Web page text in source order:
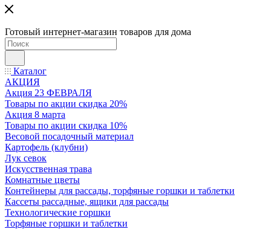
Готовый интернет-магазин товаров для дома
Каталог
АКЦИЯ
Акция 23 ФЕВРАЛЯ
Товары по акции скидка 20%
Акция 8 марта
Товары по акции скидка 10%
Весовой посадочный материал
Картофель (клубни)
Лук севок
Искусственная трава
Комнатные цветы
Контейнеры для рассады, торфяные горшки и таблетки
Кассеты рассадные, ящики для рассады
Технологические горшки
Торфяные горшки и таблетки